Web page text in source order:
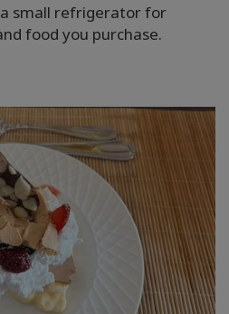
small refrigerator for
food you purchase.